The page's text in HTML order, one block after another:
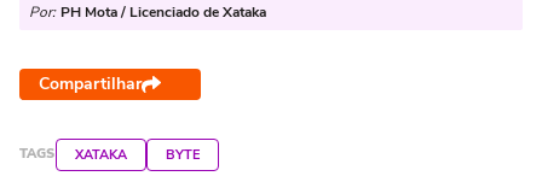
Por: PH Mota / Licenciado de Xataka
Compartilhar
TAGS XATAKA BYTE